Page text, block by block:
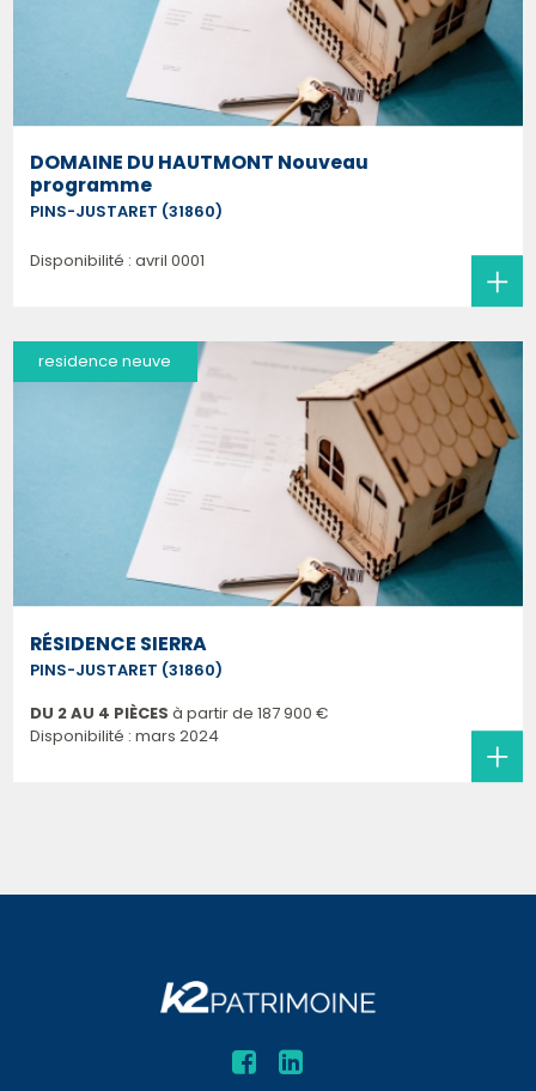
DOMAINE DU HAUTMONT Nouveau
programme
PINS-JUSTARET (31860)
Disponibilité : avril 0001
residence neuve
RÉSIDENCE SIERRA
PINS-JUSTARET (31860)
DU 2 AU 4 PIÈCES à partir de 187 900 €
Disponibilité : mars 2024